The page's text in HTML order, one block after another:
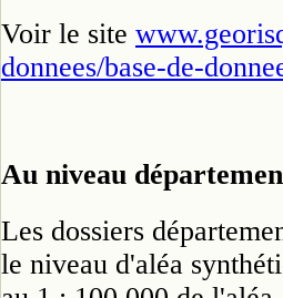
Voir le site
donnees/base-de-
Au niveau
Les dossiers
le niveau d'aléa